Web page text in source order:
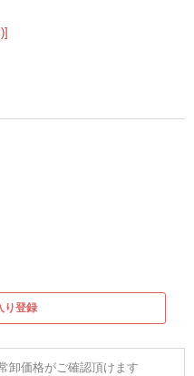
り登録
卸価格がご確認頂けます